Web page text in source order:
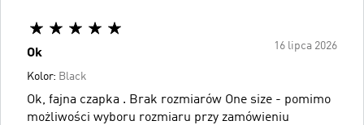
16 lipca 2026
Ok
Kolor: Black
Ok, fajna czapka . Brak rozmiarów One size - pomimo
możliwości wyboru rozmiaru przy zamówieniu